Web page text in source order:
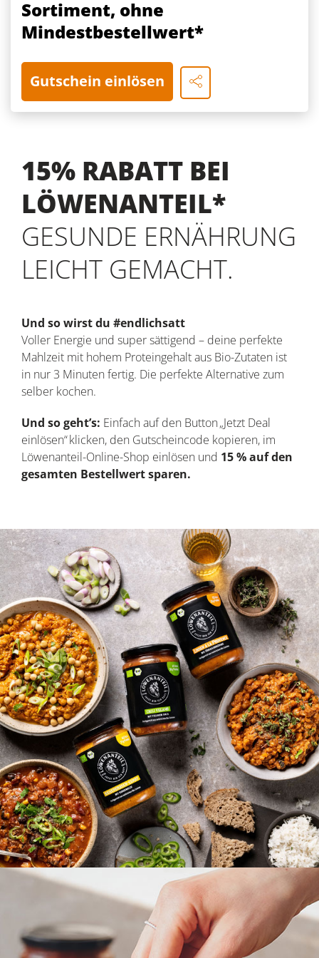
Sortiment, ohne
Mindestbestellwert*
Gutschein einlösen
15% RABATT BEI
LÖWENANTEIL*
GESUNDE ERNÄHRUNG
LEICHT GEMACHT.
Und so wirst du #endlichsatt
Voller Energie und super sättigend – deine perfekte
Mahlzeit mit hohem Proteingehalt aus Bio-Zutaten ist
in nur 3 Minuten fertig. Die perfekte Alternative zum
selber kochen.
Und so geht’s: Einfach auf den Button „Jetzt Deal
einlösen“ klicken, den Gutscheincode kopieren, im
Löwenanteil-Online-Shop einlösen und 15 % auf den
gesamten Bestellwert sparen.